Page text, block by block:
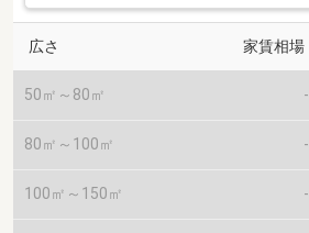
広さ 家賃相場
50㎡～80㎡ -
80㎡～100㎡ -
100㎡～150㎡ -